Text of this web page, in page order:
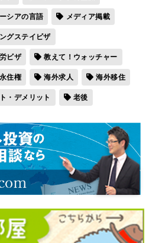
シアの言語
メディア掲載
グステイビザ
ビザ
教えて！ウォッチャー
永住権 海外求人
海外移住
・デメリット 老後